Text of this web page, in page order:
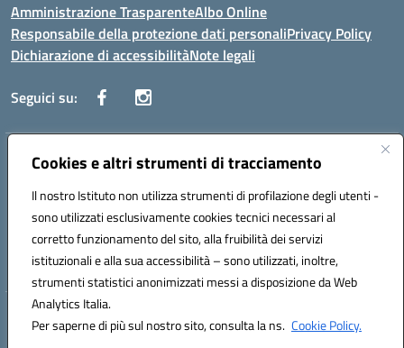
Cookies e altri strumenti di tracciamento
Il nostro Istituto non utilizza strumenti di profilazione degli utenti -
sono utilizzati esclusivamente cookies tecnici necessari al
corretto funzionamento del sito, alla fruibilità dei servizi
istituzionali e alla sua accessibilità – sono utilizzati, inoltre,
strumenti statistici anonimizzati messi a disposizione da Web
Analytics Italia.
Per saperne di più sul nostro sito, consulta la ns. Cookie Policy.
Amministrazione TrasparenteAlbo Online
Responsabile della protezione dati personaliPrivacy Policy
Dichiarazione di accessibilitàNote legali
Seguici su:
Indirizzo:Corso Vittorio Emanuele, 27 90133 - Palermo
Posta elettronica certificata (PEC):pais03600r@pec.istruzione.it
Codice fiscale: 97308550827
Codice meccanografico: PAIS03600R
Hosting & Powered by 3D Solution S.r.l.
Concept & Design by Designers Italia